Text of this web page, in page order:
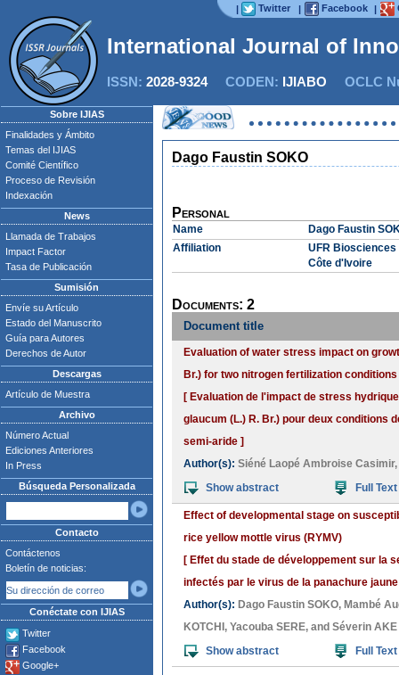
| Twitter | Facebook |
International Journal of
ISSN: 2028-9324CODEN: IJIABO OCLC
Sobre IJIAS
Finalidades y Ámbito
Temas del IJIAS
Comité Científico
Proceso de Revisión
Indexación
News
Llamada de Trabajos
Impact Factor
Tasa de Publicación
Sumisión
Envíe su Artículo
Estado del Manuscrito
Guía para Autores
Derechos de Autor
Descargas
Artículo de Muestra
Archivo
Número Actual
Ediciones Anteriores
In Press
Búsqueda Personalizada
Contacto
Contáctenos
Boletín de noticias:
Conéctate con IJIAS
Twitter
Facebook
Google+
Dago Faustin SOKO
Personal
Name
Dago Faustin
Affiliation
UFR Biosciences
Côte d'Ivoire
Documents: 2
Document title
Evaluation of water stress impact on
Br.) for two nitrogen fertilization
[ Evaluation de l'impact de stress
glaucum (L.) R. Br.) pour deux conditions
semi-aride ]
Author(s): Siéné Laopé Ambroise Casimir,
Show abstract
Full Text
Effect of developmental stage on
rice yellow mottle virus (RYMV)
[ Effet du stade de développement sur la
infectés par le virus de la panachure jaune
Author(s): Dago Faustin SOKO, Mambé
KOTCHI , Yacouba SERE, and Séverin AKE
Show abstract
Full Text